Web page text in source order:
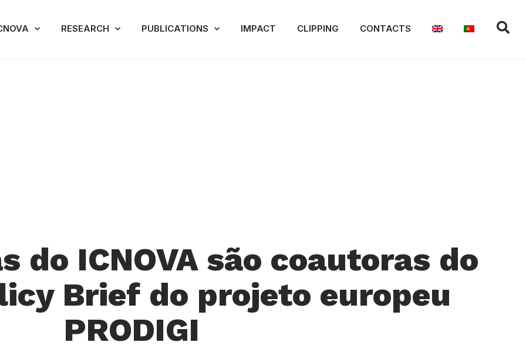
RESEARCH PUBLICATIONS IMPACT CLIPPING CONTACTS
do ICNOVA são coautoras do
Brief do projeto europeu
PRODIGI